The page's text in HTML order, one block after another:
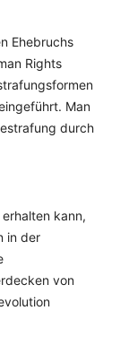
Ehebruchs
Rights
Man
durch
kann,
in der
von